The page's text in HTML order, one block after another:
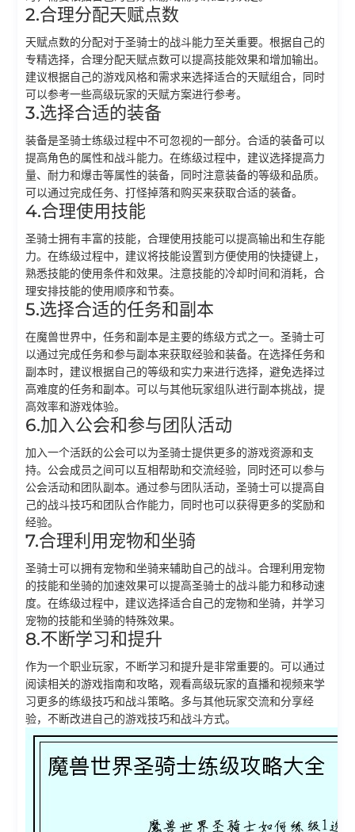
2.合理分配天赋点数
天赋点数的分配对于圣骑士的战斗能力至关重要。根据自己的
专精选择，合理分配天赋点数可以提高技能效果和增加输出。
建议根据自己的游戏风格和需求来选择适合的天赋组合，同时
可以参考一些高级玩家的天赋方案进行参考。
3.选择合适的装备
装备是圣骑士练级过程中不可忽视的一部分。合适的装备可以
提高角色的属性和战斗能力。在练级过程中，建议选择提高力
量、耐力和爆击等属性的装备，同时注意装备的等级和品质。
可以通过完成任务、打怪掉落和购买来获取合适的装备。
4.合理使用技能
圣骑士拥有丰富的技能，合理使用技能可以提高输出和生存能
力。在练级过程中，建议将技能设置到方便使用的快捷键上，
熟悉技能的使用条件和效果。注意技能的冷却时间和消耗，合
理安排技能的使用顺序和节奏。
5.选择合适的任务和副本
在魔兽世界中，任务和副本是主要的练级方式之一。圣骑士可
以通过完成任务和参与副本来获取经验和装备。在选择任务和
副本时，建议根据自己的等级和实力来进行选择，避免选择过
高难度的任务和副本。可以与其他玩家组队进行副本挑战，提
高效率和游戏体验。
6.加入公会和参与团队活动
加入一个活跃的公会可以为圣骑士提供更多的游戏资源和支
持。公会成员之间可以互相帮助和交流经验，同时还可以参与
公会活动和团队副本。通过参与团队活动，圣骑士可以提高自
己的战斗技巧和团队合作能力，同时也可以获得更多的奖励和
经验。
7.合理利用宠物和坐骑
圣骑士可以拥有宠物和坐骑来辅助自己的战斗。合理利用宠物
的技能和坐骑的加速效果可以提高圣骑士的战斗能力和移动速
度。在练级过程中，建议选择适合自己的宠物和坐骑，并学习
宠物的技能和坐骑的特殊效果。
8.不断学习和提升
作为一个职业玩家，不断学习和提升是非常重要的。可以通过
阅读相关的游戏指南和攻略，观看高级玩家的直播和视频来学
习更多的练级技巧和战斗策略。多与其他玩家交流和分享经
验，不断改进自己的游戏技巧和战斗方式。